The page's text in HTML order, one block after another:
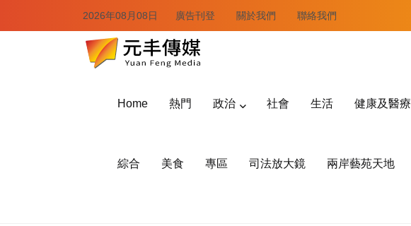
2026年08月08日 廣告刊登 關於我們 聯絡我們
Home 熱門 政治 社會 生活 健康及醫療
綜合 美食 專區 司法放大鏡 兩岸藝苑天地